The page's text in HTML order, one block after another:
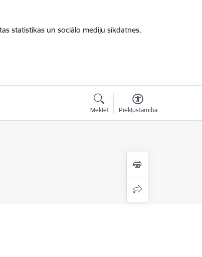
statistikas un sociālo mediju sīkdatnes.
Meklēt Piekļūstamība